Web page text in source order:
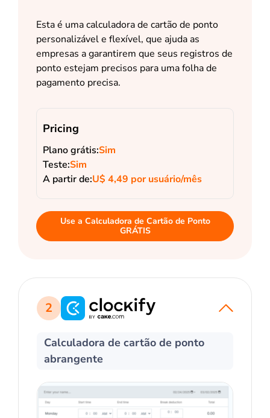
Esta é uma calculadora de cartão de ponto
personalizável e flexível, que ajuda as
empresas a garantirem que seus registros de
ponto estejam precisos para uma folha de
pagamento precisa.
Pricing
Plano grátis:Sim
Teste:Sim
A partir de:U$ 4,49 por usuário/mês
Use a Calculadora de Cartão de Ponto
GRÁTIS
2
Calculadora de cartão de ponto
abrangente